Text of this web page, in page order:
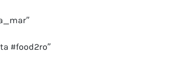
#food2ro”